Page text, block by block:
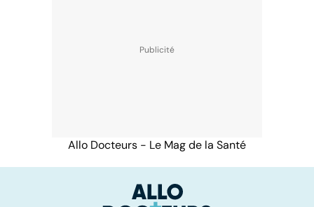
Allo Docteurs - Le Mag de la Santé